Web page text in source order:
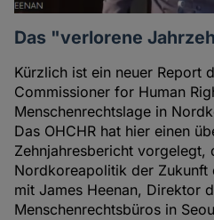
Das "verlorene
Kürzlich ist ein neuer Report
Commissioner for Human
Menschenrechtslage in
Das OHCHR hat hier einen
Zehnjahresbericht vorgelegt,
Nordkoreapolitik der Zukunft
mit James Heenan, Direktor
Menschenrechtsbüros in